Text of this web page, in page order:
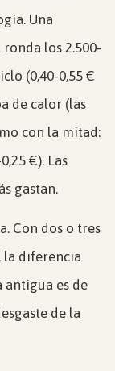
Una
los 2.500-
(0,40-0,55 €
de calor (las
con la mitad:
€). Las
gastan.
Con dos o tres
la diferencia
antigua es de
de la